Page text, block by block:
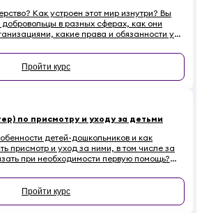
Как устроен этот мир изнутри? Вы
в разных сферах, как они
какие права и обязанности у
Пройти курс
по присмотру и уходу за детьми
детей-дошкольников и как
присмотр и уход за ними, в том числе за
при необходимости первую помощь?
с детьми
Пройти курс